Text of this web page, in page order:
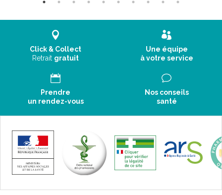
Click & Collect
Retrait gratuit
Une équipe
à votre service
Prendre
un rendez-vous
Nos conseils
santé